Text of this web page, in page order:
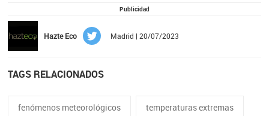
Publicidad
Hazte Eco Madrid | 20/07/2023
TAGS RELACIONADOS
fenómenos meteorológicos temperaturas extremas